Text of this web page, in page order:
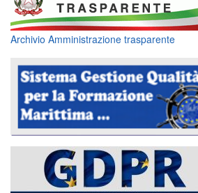
Archivio Amministrazione trasparente